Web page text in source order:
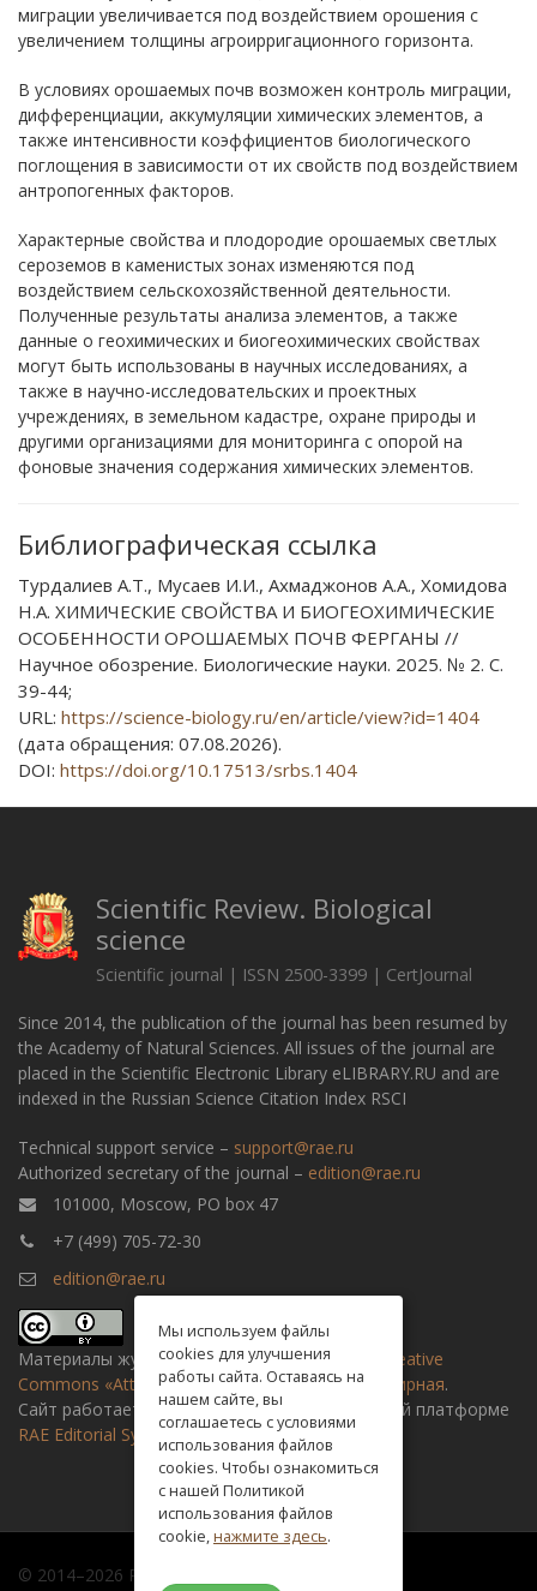
мигрaции увеличивается под воздействием орошения с
увеличением толщины агроирригационного горизонта.
В условиях орошаемых почв возможен контроль мигрaции,
дифференциaции, аккумуляции химических элементов, а
также интенсивности коэффициентов биологического
поглощения в зависимости от их свойств под воздействием
антропогенных факторов.
Характерные свойства и плодородие орошаемых светлых
сероземов в каменистых зонах изменяются под
воздействием сельскохозяйственной деятельности.
Полученные результаты анализа элементов, а также
данные о геохимических и биогеохимических свойствах
могут быть использованы в научных исследованиях, а
также в научно-исследовательских и проектных
учреждениях, в земельном кадастре, охране природы и
другими организациями для мониторинга с опорой на
фоновые значения содержания химических элементов.
Библиографическая ссылка
Турдалиев А.Т., Мусаев И.И., Ахмаджонов А.А., Хомидова
Н.А. ХИМИЧЕСКИЕ СВОЙСТВА И БИОГЕОХИМИЧЕСКИЕ
ОСОБЕННОСТИ ОРОШАЕМЫХ ПОЧВ ФЕРГАНЫ //
Научное обозрение. Биологические науки. 2025. № 2. С.
39-44;
URL: https://science-biology.ru/en/article/view?id=1404
(дата обращения: 07.08.2026).
DOI: https://doi.org/10.17513/srbs.1404
Scientific Review. Biological
science
Scientific journal | ISSN 2500-3399 | CertJournal
Since 2014, the publication of the journal has been resumed by
the Academy of Natural Sciences. All issues of the journal are
placed in the Scientific Electronic Library eLIBRARY.RU and are
indexed in the Russian Science Citation Index RSCI
Technical support service – support@rae.ru
Authorized secretary of the journal – edition@rae.ru
101000, Moscow, PO box 47
+7 (499) 705-72-30
edition@rae.ru
Материалы журнала доступны полицензии Creative
Commons «Attribution» («Атрибуция») 4.0 Всемирная.
Сайт работает на универсальной издательской платформе
RAE Editorial System
© 2014–2026 Russian academy of natural history
Мы используем файлы
cookies для улучшения
работы сайта. Оставаясь на
нашем сайте, вы
соглашаетесь с условиями
использования файлов
cookies. Чтобы ознакомиться
с нашей Политикой
использования файлов
cookie,нажмите здесь.